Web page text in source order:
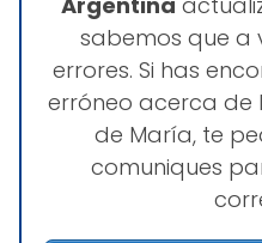
sabemos que a
errores. Si has
erróneo acerca de
de María, te
comuniques